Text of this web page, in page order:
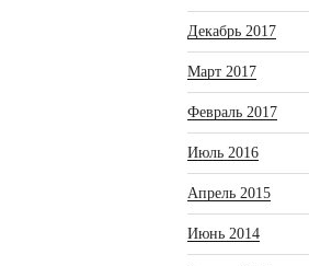
Декабрь 2017
Март 2017
Февраль 2017
Июль 2016
Апрель 2015
Июнь 2014